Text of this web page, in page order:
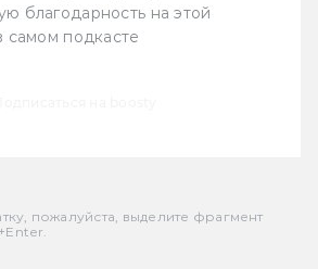
благодарность на этой
самом подкасте
пожалуйста, выделите фрагмент